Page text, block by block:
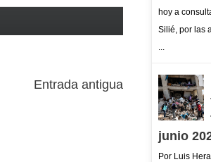
Entrada antigua
hoy a
Silié, por las
junio
Por Luis